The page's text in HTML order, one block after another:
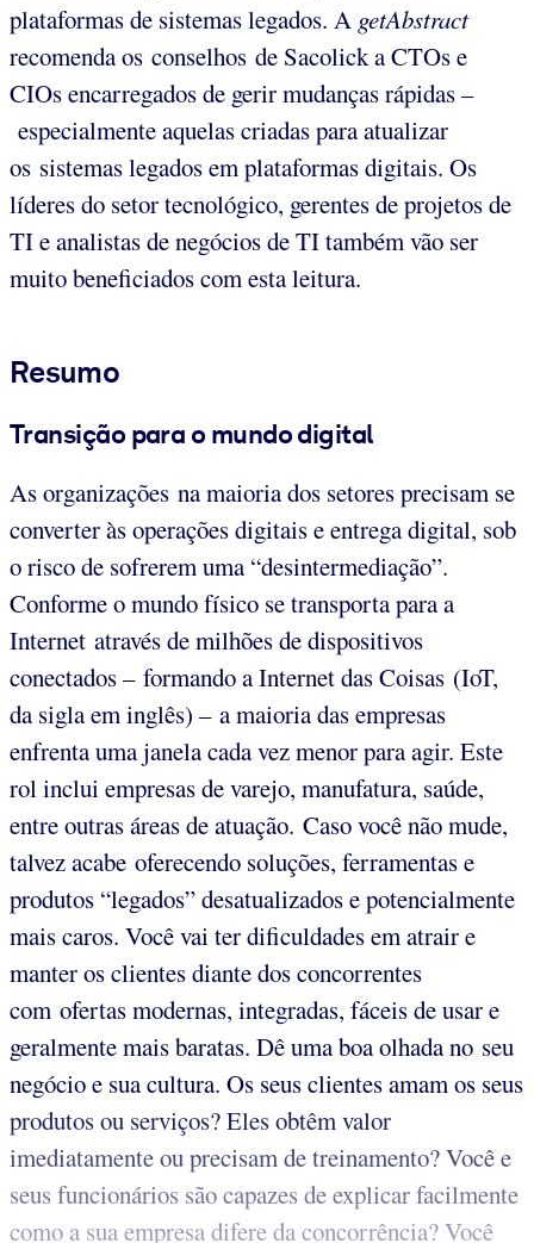
plataformas de sistemas legados. A getAbstract
recomenda os conselhos de Sacolick a CTOs e
CIOs encarregados de gerir mudanças rápidas –
especialmente aquelas criadas para atualizar
os sistemas legados em plataformas digitais. Os
líderes do setor tecnológico, gerentes de projetos de
TI e analistas de negócios de TI também vão ser
muito beneficiados com esta leitura.
Resumo
Transição para o mundo digital
As organizações na maioria dos setores precisam se
converter às operações digitais e entrega digital, sob
o risco de sofrerem uma “desintermediação”.
Conforme o mundo físico se transporta para a
Internet através de milhões de dispositivos
conectados – formando a Internet das Coisas (IoT,
da sigla em inglês) – a maioria das empresas
enfrenta uma janela cada vez menor para agir. Este
rol inclui empresas de varejo, manufatura, saúde,
entre outras áreas de atuação. Caso você não mude,
talvez acabe oferecendo soluções, ferramentas e
produtos “legados” desatualizados e potencialmente
mais caros. Você vai ter dificuldades em atrair e
manter os clientes diante dos concorrentes
com ofertas modernas, integradas, fáceis de usar e
geralmente mais baratas. Dê uma boa olhada no seu
negócio e sua cultura. Os seus clientes amam os seus
produtos ou serviços? Eles obtêm valor
imediatamente ou precisam de treinamento? Você e
seus funcionários são capazes de explicar facilmente
como a sua empresa difere da concorrência? Você